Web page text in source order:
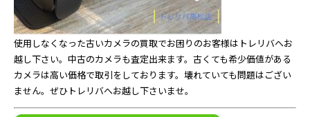
使用しなくなった古いカメラの買取でお困りのお客様はトレリバへお
越し下さい。中古のカメラも査定出来ます。古くても希少価値がある
カメラは高い価格で取引をしております。壊れていても問題はござい
ません。ぜひトレリバへお越し下さいませ。